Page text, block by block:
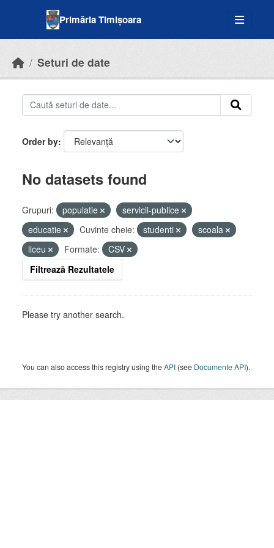
Primăria Timișoara
Seturi de date
Order by
No datasets found
Grupuri: populatie
servicii-publice
educatie
Cuvinte cheie: studenti
scoala
liceu
Formate:
CSV
Filtrează Rezultatele
Please try another search.
You can also access this registry using theAPI (see Documente API).